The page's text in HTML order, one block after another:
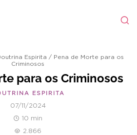
Espirita / Pena de Morte para os
Criminosos
para os Criminosos
ESPIRITA
07/11/2024
10 min
2.866